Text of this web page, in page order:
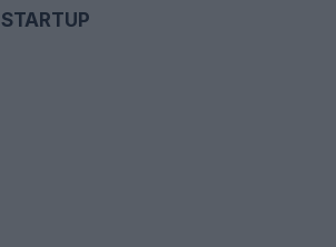
STARTUP